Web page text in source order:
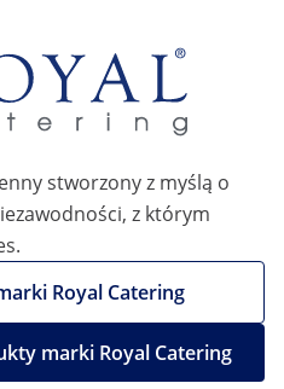
stworzony z myślą o
z którym
Royal Catering
marki Royal Catering